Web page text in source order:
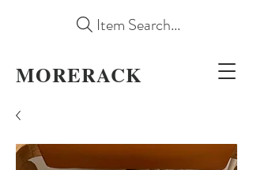
MORERACK
Item Search...